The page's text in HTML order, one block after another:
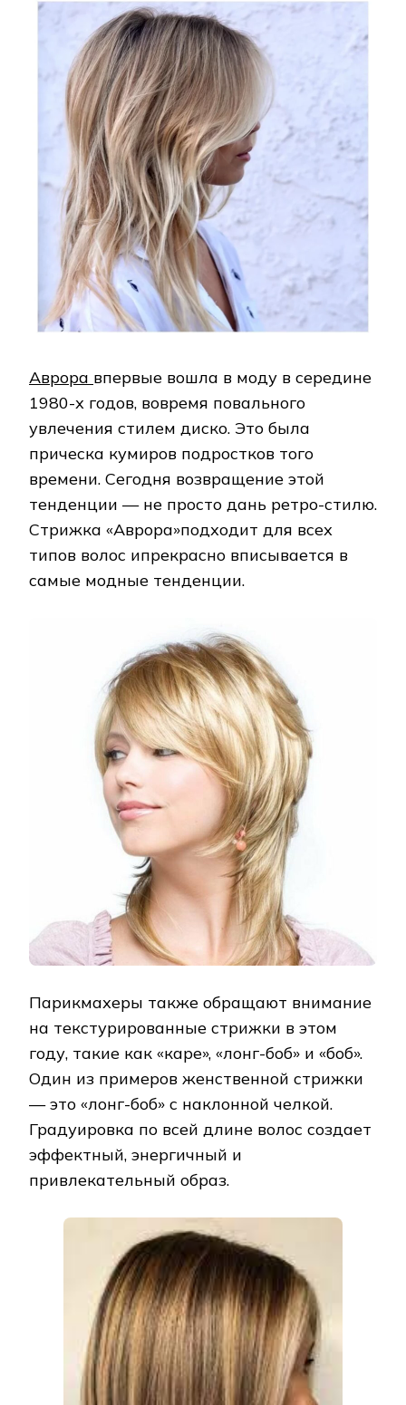
Аврора впервые вошла в моду в середине
1980-х годов, вовремя повального
увлечения стилем диско. Это была
прическа кумиров подростков того
времени. Сегодня возвращение этой
тенденции — не просто дань ретро-стилю.
Стрижка «Аврора»подходит для всех
типов волос ипрекрасно вписывается в
самые модные тенденции.
Парикмахеры также обращают внимание
на текстурированные стрижки в этом
году, такие как «каре», «лонг-боб» и «боб».
Один из примеров женственной стрижки
— это «лонг-боб» с наклонной челкой.
Градуировка по всей длине волос создает
эффектный, энергичный и
привлекательный образ.